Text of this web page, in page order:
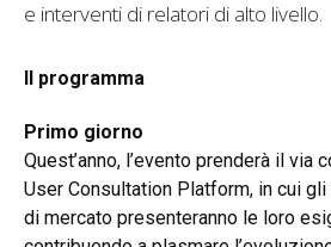
e interventi di relatori di alto livello.
Il programma
Primo giorno
Quest’anno, l’evento prenderà il via
User Consultation Platform, in cui
di mercato presenteranno le loro